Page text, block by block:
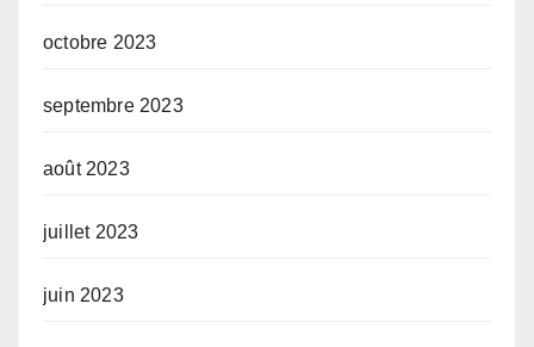
octobre 2023
septembre 2023
août 2023
juillet 2023
juin 2023